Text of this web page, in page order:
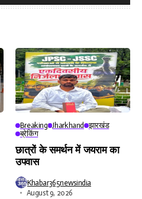
Breaking Jharkhand
झारखंड
ब्रेकिंग
छात्रों के समर्थन में जयराम का
उपवास
Khabar365newsindia
August 9, 2026